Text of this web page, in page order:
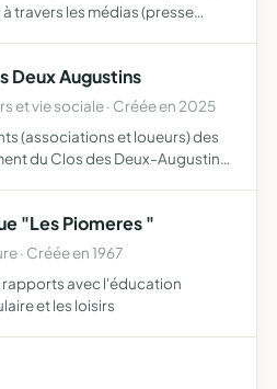
travers les médias (presse
Deux Augustins
et vie sociale · Créée en 2025
(associations et loueurs) des
du Clos des Deux-Augustins
"Les Piomeres "
· Créée en 1967
avec l'éducation
et les loisirs